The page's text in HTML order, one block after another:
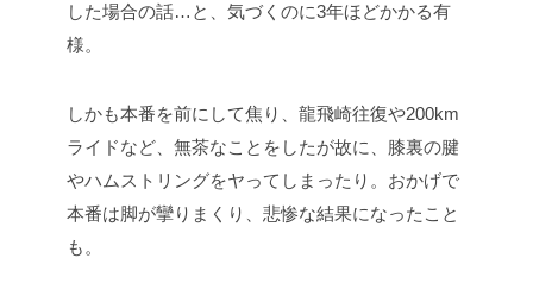
した場合の話…と、気づくのに3年ほどかかる有
様。
しかも本番を前にして焦り、龍飛崎往復や200km
ライドなど、無茶なことをしたが故に、膝裏の腱
やハムストリングをヤってしまったり。おかげで
本番は脚が攣りまくり、悲惨な結果になったこと
も。